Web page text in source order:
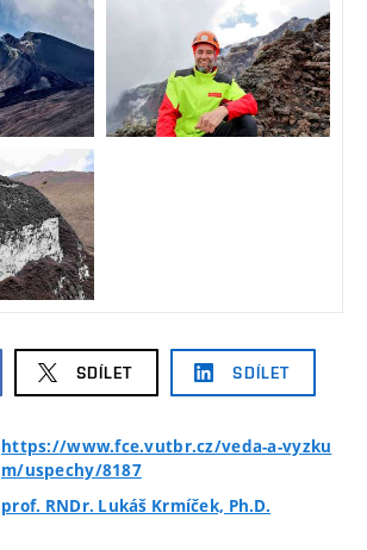
SDÍLET SDÍLET
https://www.fce.vutbr.cz/veda-a-vyzku
m/uspechy/8187
prof. RNDr. Lukáš Krmíček, Ph.D.